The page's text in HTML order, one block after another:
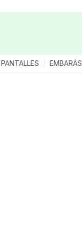
PANTALLES EMBARÀS